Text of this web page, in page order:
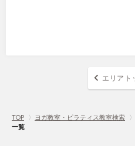
エリアト
TOP 〉 ヨガ教室・ピラティス教室検索 〉
一覧